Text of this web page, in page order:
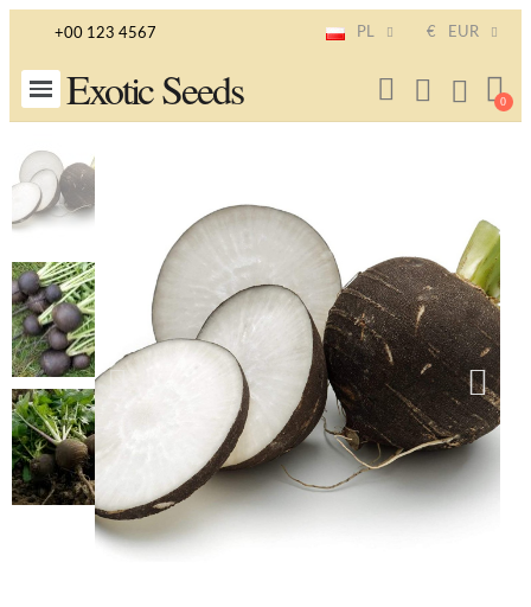
+00 123 4567 PL € EUR
Exotic Seeds